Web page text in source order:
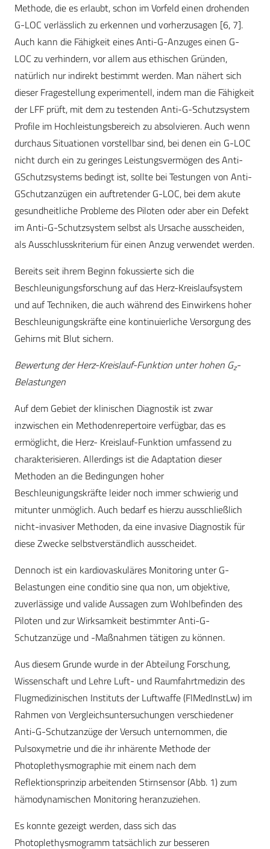
Methode, die es erlaubt, schon im Vorfeld einen drohenden
G-LOC verlässlich zu erkennen und vorherzusagen [6, 7].
Auch kann die Fähigkeit eines Anti-G-Anzuges einen G-
LOC zu verhindern, vor allem aus ethischen Gründen,
natürlich nur indirekt bestimmt werden. Man nähert sich
dieser Fragestellung experimentell, indem man die Fähigkeit
der LFF prüft, mit dem zu testenden Anti-G-Schutzsystem
Profile im Hochleistungsbereich zu absolvieren. Auch wenn
durchaus Situationen vorstellbar sind, bei denen ein G-LOC
nicht durch ein zu geringes Leistungsvermögen des Anti-
GSchutzsystems bedingt ist, sollte bei Testungen von Anti-
GSchutzanzügen ein auftretender G-LOC, bei dem akute
gesundheitliche Probleme des Piloten oder aber ein Defekt
im Anti-G-Schutzsystem selbst als Ursache ausscheiden,
als Ausschlusskriterium für einen Anzug verwendet werden.
Bereits seit ihrem Beginn fokussierte sich die
Beschleunigungsforschung auf das Herz-Kreislaufsystem
und auf Techniken, die auch während des Einwirkens hoher
Beschleunigungskräfte eine kontinuierliche Versorgung des
Gehirns mit Blut sichern.
Bewertung der Herz-Kreislauf-Funktion unter hohen Gz-
Belastungen
Auf dem Gebiet der klinischen Diagnostik ist zwar
inzwischen ein Methodenrepertoire verfügbar, das es
ermöglicht, die Herz- Kreislauf-Funktion umfassend zu
charakterisieren. Allerdings ist die Adaptation dieser
Methoden an die Bedingungen hoher
Beschleunigungskräfte leider noch immer schwierig und
mitunter unmöglich. Auch bedarf es hierzu ausschließlich
nicht-invasiver Methoden, da eine invasive Diagnostik für
diese Zwecke selbstverständlich ausscheidet.
Dennoch ist ein kardiovaskuläres Monitoring unter G-
Belastungen eine conditio sine qua non, um objektive,
zuverlässige und valide Aussagen zum Wohlbefinden des
Piloten und zur Wirksamkeit bestimmter Anti-G-
Schutzanzüge und -Maßnahmen tätigen zu können.
Aus diesem Grunde wurde in der Abteilung Forschung,
Wissenschaft und Lehre Luft- und Raumfahrtmedizin des
Flugmedizinischen Instituts der Luftwaffe (FlMedInstLw) im
Rahmen von Vergleichsuntersuchungen verschiedener
Anti-G-Schutzanzüge der Versuch unternommen, die
Pulsoxymetrie und die ihr inhärente Methode der
Photoplethysmographie mit einem nach dem
Reflektionsprinzip arbeitenden Stirnsensor (Abb. 1) zum
hämodynamischen Monitoring heranzuziehen.
Es konnte gezeigt werden, dass sich das
Photoplethysmogramm tatsächlich zur besseren